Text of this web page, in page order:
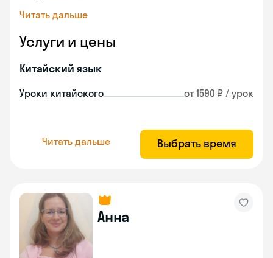
Читать дальше
Услуги и цены
Китайский язык
Уроки китайского от 1590 ₽ / урок
Читать дальше Выбрать время
Анна